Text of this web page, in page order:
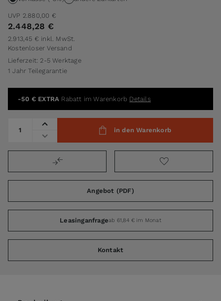
UVP 2.880,00 €
2.448,28 €
2.913,45 € inkl. MwSt.
Kostenloser Versand
Lieferzeit: 2-5 Werktage
1 Jahr Teilegarantie
-50 € EXTRA Rabatt im Warenkorb Details
in den Warenkorb
Angebot (PDF)
Leasinganfrageab 61,84 € im Monat
Kontakt